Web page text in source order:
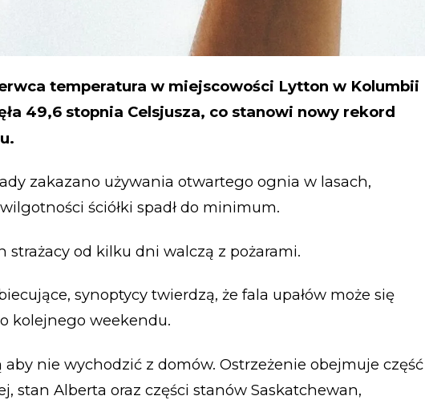
temperatura w miejscowości Lytton w Kolumbii
49,6 stopnia Celsjusza, co stanowi nowy rekord
zakazano używania otwartego ognia w lasach,
ściółki spadł do minimum.
strażacy od kilku dni walczą z pożarami.
synoptycy twierdzą, że fala upałów może się
kolejnego weekendu.
aby nie wychodzić z domów. Ostrzeżenie obejmuje część
stan Alberta oraz części stanów Saskatchewan,